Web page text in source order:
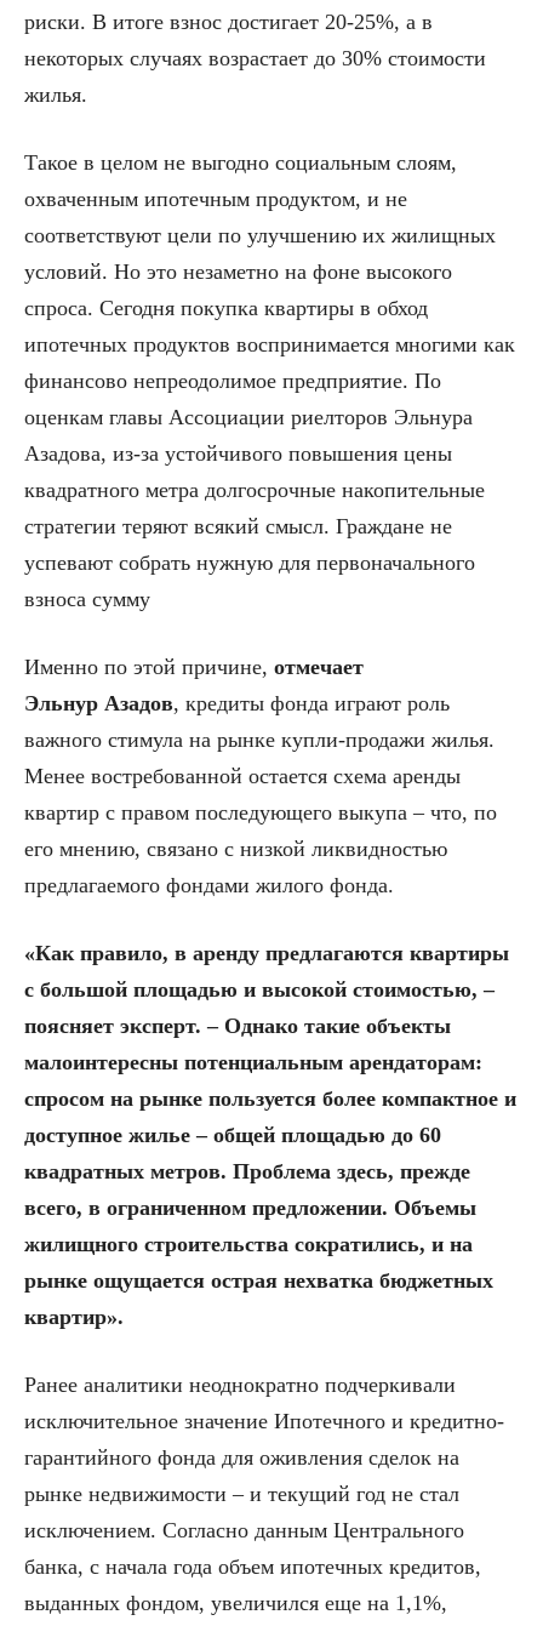
риски. В итоге взнос достигает 20-25%, а в
некоторых случаях возрастает до 30% стоимости
жилья.
Такое в целом не выгодно социальным слоям,
охваченным ипотечным продуктом, и не
соответствуют цели по улучшению их жилищных
условий. Но это незаметно на фоне высокого
спроса. Сегодня покупка квартиры в обход
ипотечных продуктов воспринимается многими как
финансово непреодолимое предприятие. По
оценкам главы Ассоциации риелторов Эльнура
Азадова, из-за устойчивого повышения цены
квадратного метра долгосрочные накопительные
стратегии теряют всякий смысл. Граждане не
успевают собрать нужную для первоначального
взноса сумму
Именно по этой причине, отмечает
Эльнур Азадов, кредиты фонда играют роль
важного стимула на рынке купли-продажи жилья.
Менее востребованной остается схема аренды
квартир с правом последующего выкупа – что, по
его мнению, связано с низкой ликвидностью
предлагаемого фондами жилого фонда.
«Как правило, в аренду предлагаются квартиры
с большой площадью и высокой стоимостью, –
поясняет эксперт. – Однако такие объекты
малоинтересны потенциальным арендаторам:
спросом на рынке пользуется более компактное и
доступное жилье – общей площадью до 60
квадратных метров. Проблема здесь, прежде
всего, в ограниченном предложении. Объемы
жилищного строительства сократились, и на
рынке ощущается острая нехватка бюджетных
квартир».
Ранее аналитики неоднократно подчеркивали
исключительное значение Ипотечного и кредитно-
гарантийного фонда для оживления сделок на
рынке недвижимости – и текущий год не стал
исключением. Согласно данным Центрального
банка, с начала года объем ипотечных кредитов,
выданных фондом, увеличился еще на 1,1%,